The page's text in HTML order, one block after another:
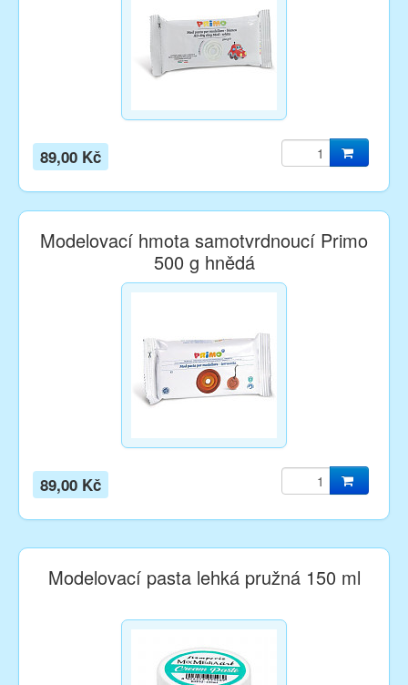
89,00 Kč
Modelovací hmota samotvrdnoucí Primo
500 g hnědá
89,00 Kč
Modelovací pasta lehká pružná 150 ml